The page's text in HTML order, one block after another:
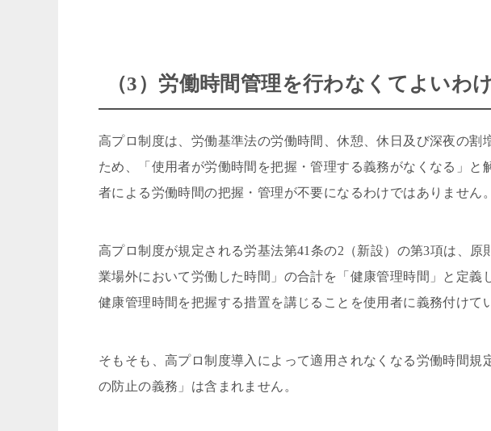
（3）労働時間管理を行わなくてよいわ
高プロ制度は、労働基準法の労働時間、休憩、休日及び深夜の割
ため、「使用者が労働時間を把握・管理する義務がなくなる」と
者による労働時間の把握・管理が不要になるわけではありません。
高プロ制度が規定される労基法第41条の2（新設）の第3項は、
業場外において労働した時間」の合計を「健康管理時間」と定義
健康管理時間を把握する措置を講じることを使用者に義務付けて
そもそも、高プロ制度導入によって適用されなくなる労働時間規
の防止の義務」は含まれません。